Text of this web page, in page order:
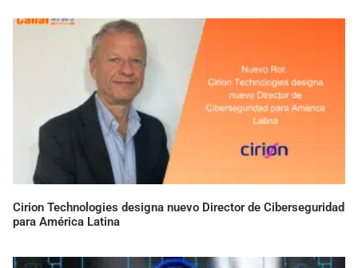
Cirion Technologies designa nuevo Director de Ciberseguridad
para América Latina